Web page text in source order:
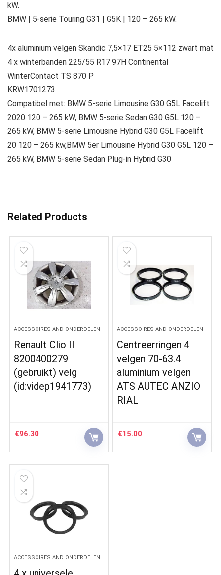
kW.
BMW | 5-serie Touring G31 | G5K | 120 – 265 kW.
4x aluminium velgen Skandic 7,5×17 ET25 5×112 zwart mat
4 x winterbanden 225/55 R17 97H Continental
WinterContact TS 870 P
KRW1701273
Compatibel met: BMW 5-serie Limousine G30 G5L Facelift
2020 120 – 265 kW, BMW 5-serie Sedan G30 G5L 120 –
265 kW, BMW 5-serie Limousine Hybrid G30 G5L Facelift
20 120 – 265 kw,BMW 5er Limousine Hybrid G30 G5L 120 –
265 kW, BMW 5-serie Sedan Plug-in Hybrid G30
Related Products
ACCESSOIRES AND ONDERDELEN
Renault Clio II
8200400279
(gebruikt) velg
(id:videp1941773)
€96.30
ACCESSOIRES AND ONDERDELEN
Centreerringen 4
velgen 70-63.4
aluminium velgen
ATS AUTEC ANZIO
RIAL
€15.00
ACCESSOIRES AND ONDERDELEN